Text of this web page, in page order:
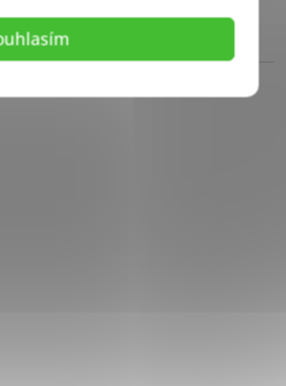
výkon při střelbě.